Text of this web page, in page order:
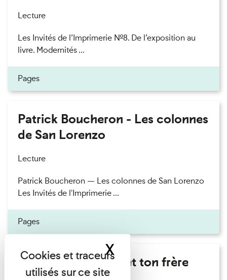
Lecture
Les Invités de l’Imprimerie n°8. De l’exposition au
livre. Modernités ...
Pages
Patrick Boucheron - Les colonnes
de San Lorenzo
Lecture
Patrick Boucheron — Les colonnes de San Lorenzo
Les Invités de l'Imprimerie ...
Pages
Marie Cosnay - Toi et ton frère
XMasquer le